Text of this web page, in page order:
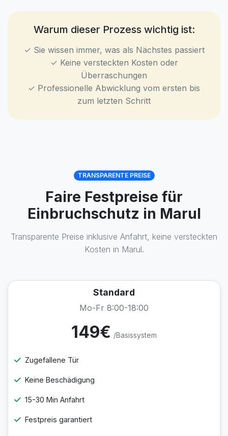
Warum dieser Prozess wichtig ist:
✓ Sie wissen immer, was als Nächstes passiert
✓ Keine versteckten Kosten oder
Überraschungen
✓ Professionelle Abwicklung vom ersten bis
zum letzten Schritt
TRANSPARENTE PREISE
Faire Festpreise für
Einbruchschutz in Marul
Transparente Preise inklusive Anfahrt, keine versteckten
Kosten in Marul.
Standard
Mo-Fr 8:00-18:00
149€ /Basissystem
Zugefallene Tür
Keine Beschädigung
15-30 Min Anfahrt
Festpreis garantiert